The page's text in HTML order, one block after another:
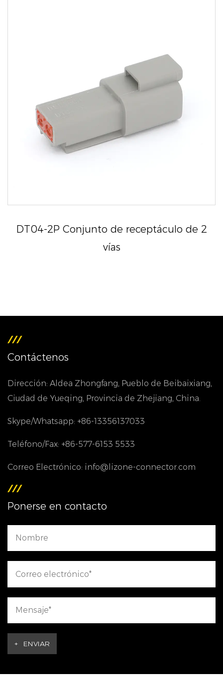
DT04-2P Conjunto de receptáculo de 2
vías
Contáctenos
Dirección: Aldea Zhongfang, Pueblo de Beibaixiang,
Ciudad de Yueqing, Provincia de Zhejiang, China.
Skype/Whatsapp: +86-13356137033
Teléfono/Fax: +86-577-6153 5533
Correo Electrónico: info@lizone-connector.com
Ponerse en contacto
+ ENVIAR